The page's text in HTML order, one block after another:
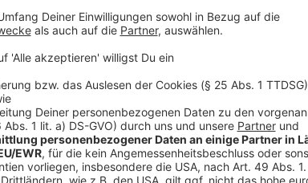
6 EL Sahne
frisch gemahlener Pfeffer
frisch geriebene Muskatnuss
50 g frisch geriebener Parmesan
Anzeige
Und so bereitet ihr das Essen zu